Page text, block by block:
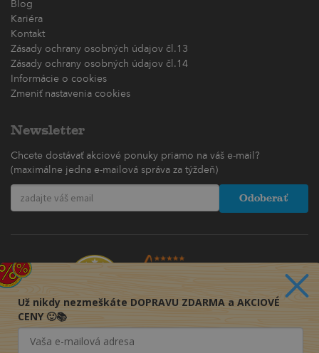
Blog
Kariéra
Kontakt
Zásady ochrany osobných údajov čl.13
Zásady ochrany osobných údajov čl.14
Informácie o cookies
Zmeniť nastavenia cookies
Newsletter
Chcete dostávať akciové ponuky priamo na váš e-mail?
(maximálne jedna e-mailová správa za týždeň)
Odoberať
Už nikdy nezmeškáte DOPRAVU ZDARMA a AKCIOVÉ
CENY 🙂📚